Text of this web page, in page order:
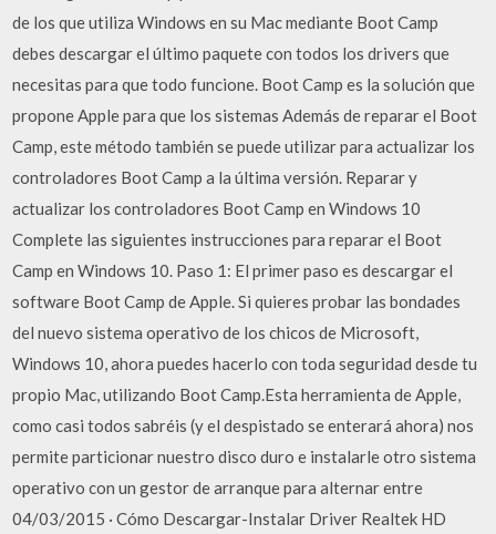
de los que utiliza Windows en su Mac mediante Boot Camp
debes descargar el último paquete con todos los drivers que
necesitas para que todo funcione. Boot Camp es la solución que
propone Apple para que los sistemas Además de reparar el Boot
Camp, este método también se puede utilizar para actualizar los
controladores Boot Camp a la última versión. Reparar y
actualizar los controladores Boot Camp en Windows 10
Complete las siguientes instrucciones para reparar el Boot
Camp en Windows 10. Paso 1: El primer paso es descargar el
software Boot Camp de Apple. Si quieres probar las bondades
del nuevo sistema operativo de los chicos de Microsoft,
Windows 10, ahora puedes hacerlo con toda seguridad desde tu
propio Mac, utilizando Boot Camp.Esta herramienta de Apple,
como casi todos sabréis (y el despistado se enterará ahora) nos
permite particionar nuestro disco duro e instalarle otro sistema
operativo con un gestor de arranque para alternar entre
04/03/2015 · Cómo Descargar-Instalar Driver Realtek HD